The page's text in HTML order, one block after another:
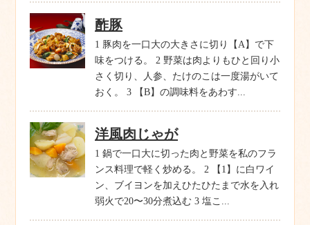
酢豚
1 豚肉を一口大の大きさに切り【A】で下
味をつける。 2 野菜は肉よりもひと回り小
さく切り、人参、たけのこは一度湯がいて
おく。 3 【B】の調味料をあわす...
洋風肉じゃが
1 鍋で一口大に切った肉と野菜を私のフラ
ンス料理で軽く炒める。 2 【1】に白ワイ
ン、ブイヨンを加えひたひたまで水を入れ
弱火で20〜30分煮込む 3 塩こ...